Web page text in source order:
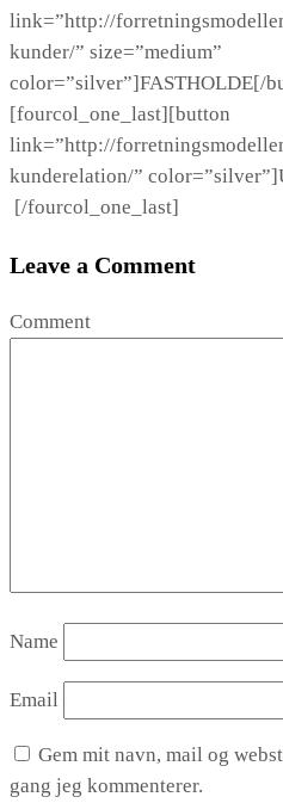
link=”http://
kunder/” size=”medium”
color=”silver”]FASTHOLDE[/
[fourcol_one_last][button
link=”http://
kunderelation/”
[/fourcol_one_last]
Leave a Comment
Comment
Name
Email
Gem mit navn, mail og
gang jeg kommenterer.